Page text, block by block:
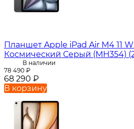
Планшет Apple iPad Air M4 11
Космический Серый (MH354)
В наличии
78 490 ₽
68 290 ₽
В корзину